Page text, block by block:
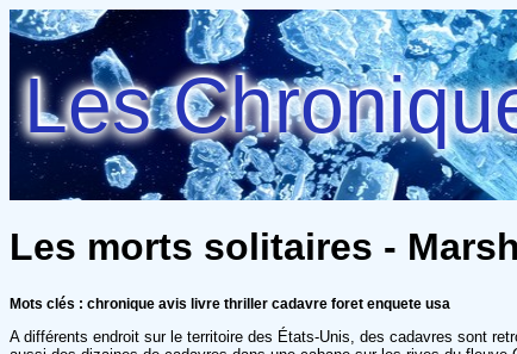
Les
Les morts solitaires -
Mots clés : chronique avis livre thriller cadavre foret enquete usa
A différents endroit sur le territoire des États-Unis, des cadavres sont